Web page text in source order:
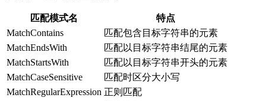
匹配模式名
特点
MatchContains
匹配包含目标字符串的元素
MatchEndsWith
匹配以目标字符串结尾的元素
MatchStartsWith
匹配以目标字符串开头的元素
MatchCaseSensitive
匹配时区分大小写
MatchRegularExpression 正则匹配